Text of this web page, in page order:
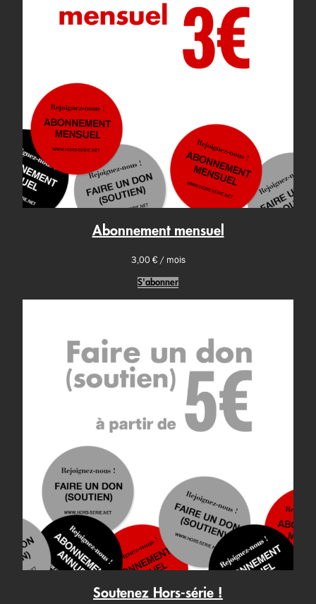
Abonnement mensuel
3,00 € / mois
S'abonner
Soutenez Hors-série !